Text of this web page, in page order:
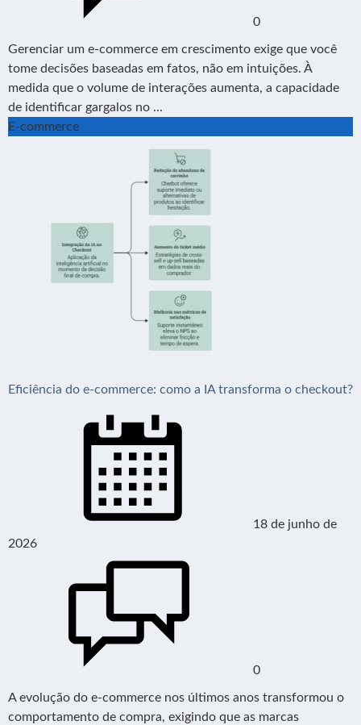
0
Gerenciar um e-commerce em crescimento exige que você
tome decisões baseadas em fatos, não em intuições. À
medida que o volume de interações aumenta, a capacidade
de identificar gargalos no ...
E-commerce
Eficiência do e-commerce: como a IA transforma o checkout?
18 de junho de
2026
0
A evolução do e-commerce nos últimos anos transformou o
comportamento de compra, exigindo que as marcas